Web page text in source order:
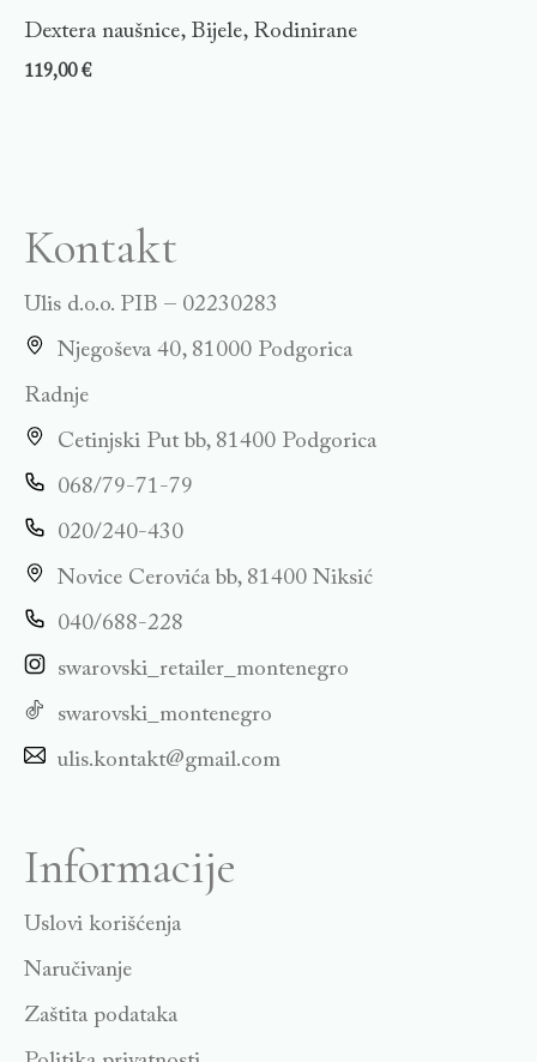
Dextera naušnice, Bijele, Rodinirane
119,00€
Kontakt
Ulis d.o.o. PIB – 02230283
Njegoševa 40, 81000 Podgorica
Radnje
Cetinjski Put bb, 81400 Podgorica
068/79-71-79
020/240-430
Novice Cerovića bb, 81400 Niksić
040/688-228
swarovski_retailer_montenegro
swarovski_montenegro
ulis.kontakt@gmail.com
Informacije
Uslovi korišćenja
Naručivanje
Zaštita podataka